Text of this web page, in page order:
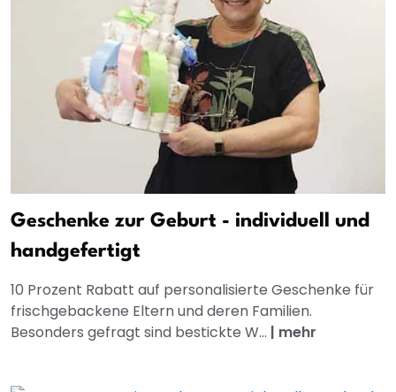
Geschenke zur Geburt - individuell und
handgefertigt
10 Prozent Rabatt auf personalisierte Geschenke für
frischgebackene Eltern und deren Familien.
Besonders gefragt sind bestickte W... | mehr